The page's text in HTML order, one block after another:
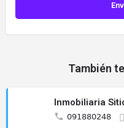
También
Inmobiliaria
𝟢𝟫𝟣𝟪𝟪𝟢𝟤𝟦𝟪